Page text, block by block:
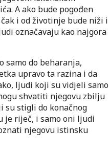
A ako bude pogođen
i od životinje bude niži i
označavaju kao najgora
samo do beharanja,
upravo ta razina i da
ljudi koji su vidjeli samo
shvatiti njegovu zbilju
su stigli do konačnog
je riječ, i samo oni ljudi
njegovu istinsku